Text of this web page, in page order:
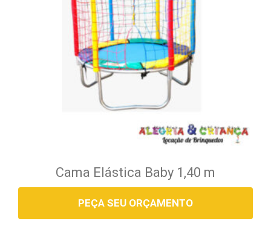
Cama Elástica Baby 1,40 m
PEÇA SEU ORÇAMENTO